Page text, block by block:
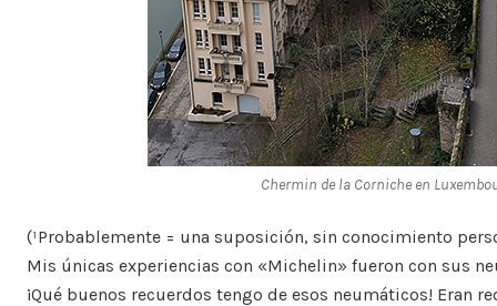
Chermin de la Corniche en
(¹Probablemente = una suposición, sin conocimiento
Mis únicas experiencias con «Michelin» fueron con sus
¡Qué buenos recuerdos tengo de esos neumáticos! Eran